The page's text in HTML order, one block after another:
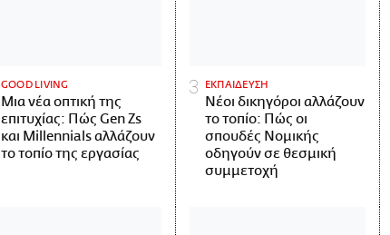
GOOD LIVING
Μια νέα οπτική της
επιτυχίας: Πώς Gen Zs
και Millennials αλλάζουν
το τοπίο της εργασίας
ΕΚΠΑΙΔΕΥΣΗ
Νέοι δικηγόροι αλλάζουν
το τοπίο: Πώς οι
σπουδές Νομικής
οδηγούν σε θεσμική
συμμετοχή